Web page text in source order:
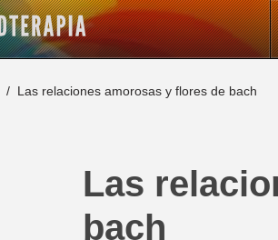
Las relaciones amorosas y flores de bach
Las
bach